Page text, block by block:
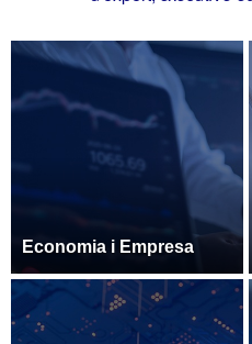
Economia i Empresa